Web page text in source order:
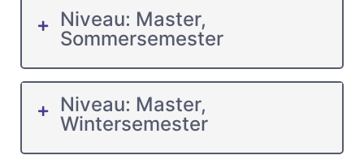
Niveau: Master,
Sommersemester
Niveau: Master,
Wintersemester